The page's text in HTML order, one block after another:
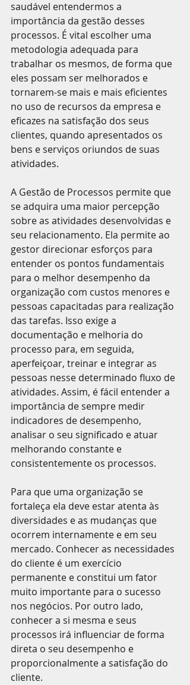
saudável entendermos a
importância da gestão desses
processos. É vital escolher uma
metodologia adequada para
trabalhar os mesmos, de forma que
eles possam ser melhorados e
tornarem-se mais e mais eficientes
no uso de recursos da empresa e
eficazes na satisfação dos seus
clientes, quando apresentados os
bens e serviços oriundos de suas
atividades.
A Gestão de Processos permite que
se adquira uma maior percepção
sobre as atividades desenvolvidas e
seu relacionamento. Ela permite ao
gestor direcionar esforços para
entender os pontos fundamentais
para o melhor desempenho da
organização com custos menores e
pessoas capacitadas para realização
das tarefas. Isso exige a
documentação e melhoria do
processo para, em seguida,
aperfeiçoar, treinar e integrar as
pessoas nesse determinado fluxo de
atividades. Assim, é fácil entender a
importância de sempre medir
indicadores de desempenho,
analisar o seu significado e atuar
melhorando constante e
consistentemente os processos.
Para que uma organização se
fortaleça ela deve estar atenta às
diversidades e as mudanças que
ocorrem internamente e em seu
mercado. Conhecer as necessidades
do cliente é um exercício
permanente e constitui um fator
muito importante para o sucesso
nos negócios. Por outro lado,
conhecer a si mesma e seus
processos irá influenciar de forma
direta o seu desempenho e
proporcionalmente a satisfação do
cliente.